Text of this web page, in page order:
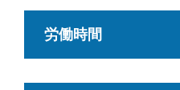
労働時間